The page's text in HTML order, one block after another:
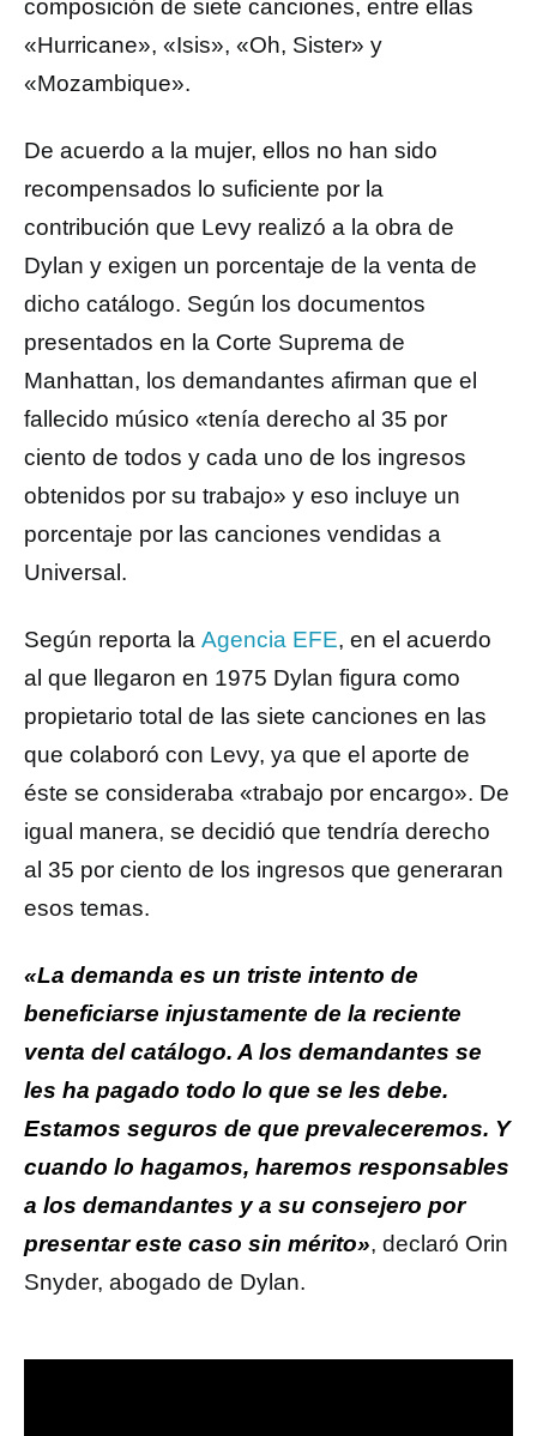
composición de siete canciones, entre ellas
«Hurricane», «Isis», «Oh, Sister» y
«Mozambique».
De acuerdo a la mujer, ellos no han sido
recompensados lo suficiente por la
contribución que Levy realizó a la obra de
Dylan y exigen un porcentaje de la venta de
dicho catálogo. Según los documentos
presentados en la Corte Suprema de
Manhattan, los demandantes afirman que el
fallecido músico «tenía derecho al 35 por
ciento de todos y cada uno de los ingresos
obtenidos por su trabajo» y eso incluye un
porcentaje por las canciones vendidas a
Universal.
Según reporta la Agencia EFE, en el acuerdo
al que llegaron en 1975 Dylan figura como
propietario total de las siete canciones en las
que colaboró con Levy, ya que el aporte de
éste se consideraba «trabajo por encargo». De
igual manera, se decidió que tendría derecho
al 35 por ciento de los ingresos que generaran
esos temas.
«La demanda es un triste intento de
beneficiarse injustamente de la reciente
venta del catálogo. A los demandantes se
les ha pagado todo lo que se les debe.
Estamos seguros de que prevaleceremos. Y
cuando lo hagamos, haremos responsables
a los demandantes y a su consejero por
presentar este caso sin mérito», declaró Orin
Snyder, abogado de Dylan.